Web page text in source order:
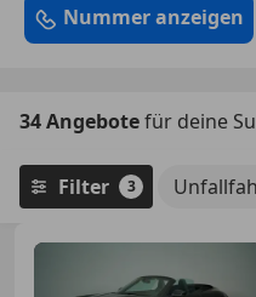
Nummer anzeigen
34 Angebotefür deine
Filter 3